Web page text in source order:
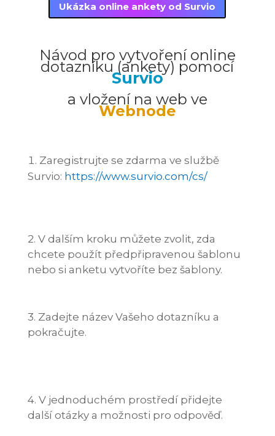
Ukázka online ankety od Survio
Návod pro vytvoření online
dotazníku (ankety) pomocí
Survio
a vložení na web ve
Webnode
Zaregistrujte se zdarma ve službě
Survio: https://www.survio.com/cs/
2. V dalším kroku můžete zvolit, zda
chcete použít předpřipravenou šablonu
nebo si anketu vytvoříte bez šablony.
3. Zadejte název Vašeho dotazníku a
pokračujte.
4. V jednoduchém prostředí přidejte
další otázky a možnosti pro odpověď.